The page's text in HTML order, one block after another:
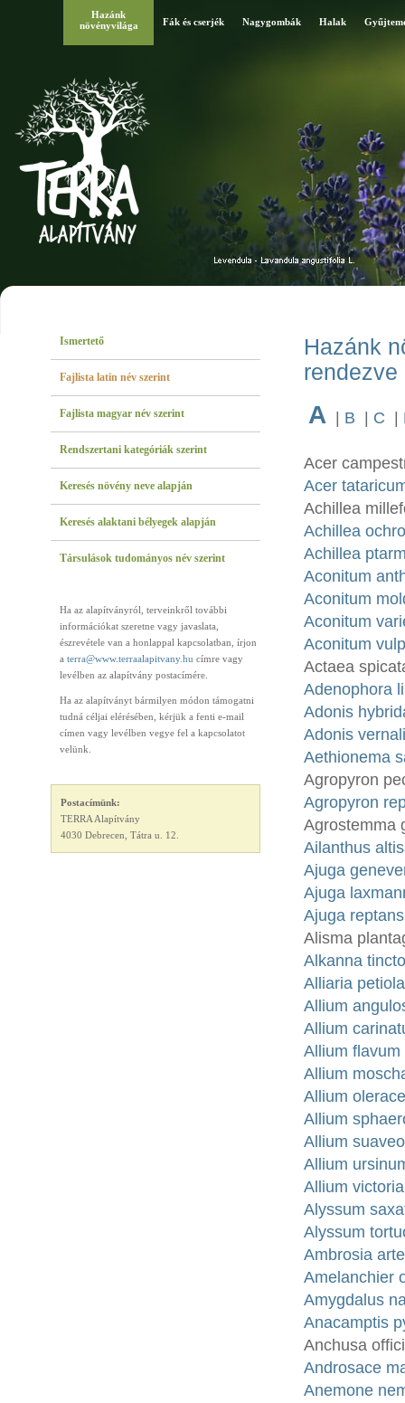
Hazánk
növényvilága
Fák és cserjék Nagygombák Halak
Ismertető
Fajlista latin név szerint
Fajlista magyar név szerint
Rendszertani kategóriák szerint
Keresés növény neve alapján
Keresés alaktani bélyegek alapján
Társulások tudományos név szerint
Ha az alapítványról, terveinkről további
információkat szeretne vagy javaslata,
észrevétele van a honlappal kapcsolatban, írjon
a terra@www.terraalapitvany.hu címre vagy
levélben az alapítvány postacímére.
Ha az alapítványt bármilyen módon támogatni
tudná céljai elérésében, kérjük a fenti e-mail
címen vagy levélben vegye fel a kapcsolatot
velünk.
Postacímünk:
TERRA Alapítvány
4030 Debrecen, Tátra u. 12.
Hazánk
rendezve
A B C
Acer
Acer
Achillea
Achillea
Achillea
Aconitum
Aconitum
Aconitum
Aconitum
Actaea
Adenophora
Adonis
Adonis
Aethionema
Agropyron
Agropyron
Agrostemma
Ailanthus
Ajuga
Ajuga
Ajuga
Alisma
Alkanna
Alliaria
Allium
Allium
Allium
Allium
Allium
Allium
Allium
Allium
Allium
Alyssum
Alyssum
Ambrosia
Amelanchier
Amygdalus
Anacamptis
Anchusa
Androsace
Anemone